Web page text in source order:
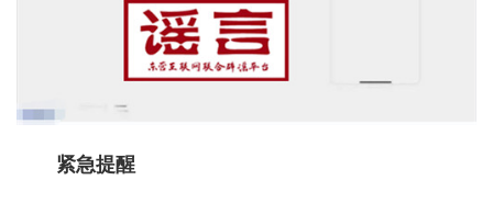
紧急提醒